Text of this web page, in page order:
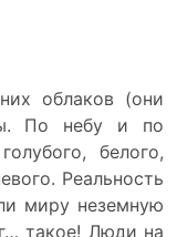
облаков (они
По небу и по
белого,
Реальность
миру неземную
такое! Люди на